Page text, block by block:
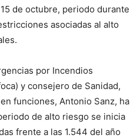
de octubre, periodo durante
asociadas al alto
por Incendios
y consejero de Sanidad,
funciones, Antonio Sanz, ha
de alto riesgo se inicia
frente a las 1.544 del año